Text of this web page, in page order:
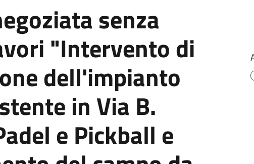
senza
"Intervento di
dell'impianto
in Via B.
e Pickball e